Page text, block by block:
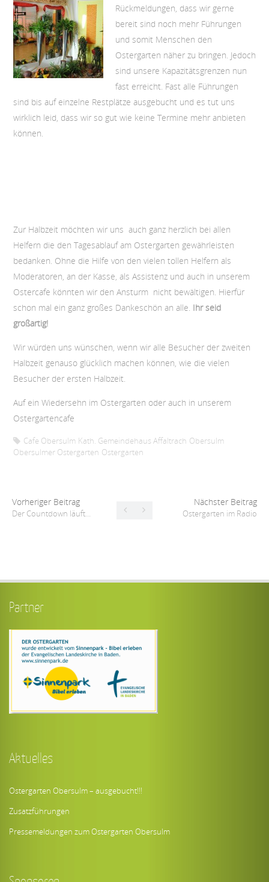
Rückmeldungen, dass wir gerne
bereit sind noch mehr Führungen
und somit Menschen den
Ostergarten näher zu bringen. Jedoch
sind unsere Kapazitätsgrenzen nun
fast erreicht. Fast alle Führungen
sind bis auf einzelne Restplätze ausgebucht und es tut uns
wirklich leid, dass wir so gut wie keine Termine mehr anbieten
können.
Zur Halbzeit möchten wir uns auch ganz herzlich bei allen
Helfern die den Tagesablauf am Ostergarten gewährleisten
bedanken. Ohne die Hilfe von den vielen tollen Helfern als
Moderatoren, an der Kasse, als Assistenz und auch in unserem
Ostercafe könnten wir den Ansturm nicht bewältigen. Hierfür
schon mal ein ganz großes Dankeschön an alle. Ihr seid
großartig!
Wir würden uns wünschen, wenn wir alle Besucher der zweiten
Halbzeit genauso glücklich machen können, wie die vielen
Besucher der ersten Halbzeit.
Auf ein Wiedersehn im Ostergarten oder auch in unserem
Ostergartencafe
Cafe Obersulm Kath. Gemeindehaus Affaltrach Obersulm
Obersulmer Ostergarten Ostergarten
Vorheriger Beitrag
Der Countdown läuft…
Nächster Beitrag
Ostergarten im Radio
Partner
Aktuelles
Ostergarten Obersulm – ausgebucht!!!
Zusatzführungen
Pressemeldungen zum Ostergarten Obersulm